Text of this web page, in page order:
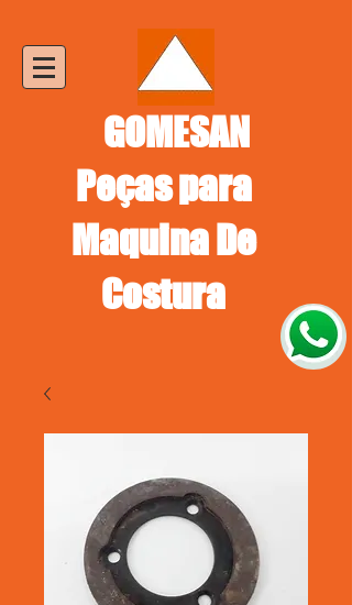
GOMESAN
Peças para
Maquina De
Costura